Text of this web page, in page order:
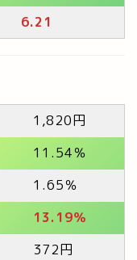
6.21
1,820円
11.54％
1.65％
13.19％
372円